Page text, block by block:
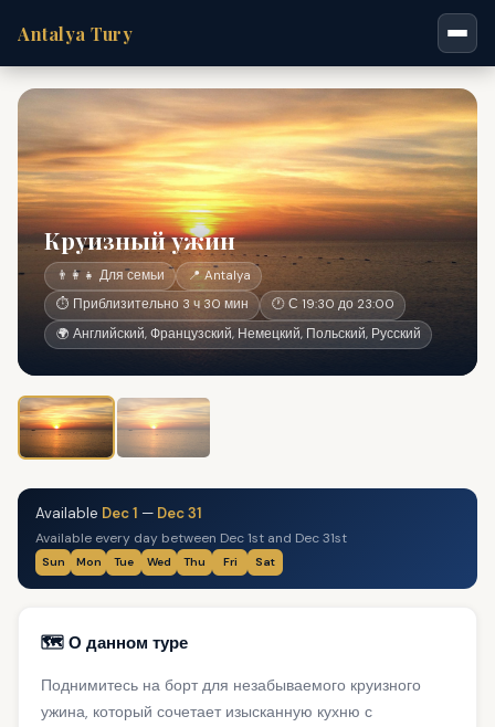
Antalya Tury
Круизный ужин
👨‍👩‍👧 Для семьи
📍 Antalya
⏱ Приблизительно 3 ч 30 мин
🕐 С 19:30 до 23:00
🌍 Английский, Французский, Немецкий, Польский, Русский
Available Dec 1 — Dec 31
Available every day between Dec 1st and Dec 31st
Sun Mon Tue Wed Thu Fri Sat
🗺️ О данном туре
Поднимитесь на борт для незабываемого круизного
ужина, который сочетает изысканную кухню с